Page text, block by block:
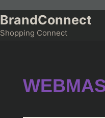
to
content
BrandConnect
Shopping Connect